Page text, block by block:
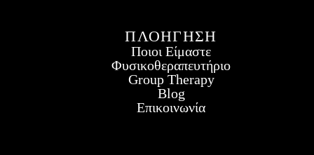
ΠΛΟΗΓΗΣΗ
Ποιοι Είμαστε
Φυσικοθεραπευτήριο
Group Therapy
Blog
Επικοινωνία